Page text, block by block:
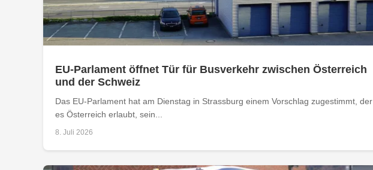
EU-Parlament öffnet Tür für Busverkehr zwischen Österreich
und der Schweiz
Das EU-Parlament hat am Dienstag in Strassburg einem Vorschlag zugestimmt, der
es Österreich erlaubt, sein...
8. Juli 2026